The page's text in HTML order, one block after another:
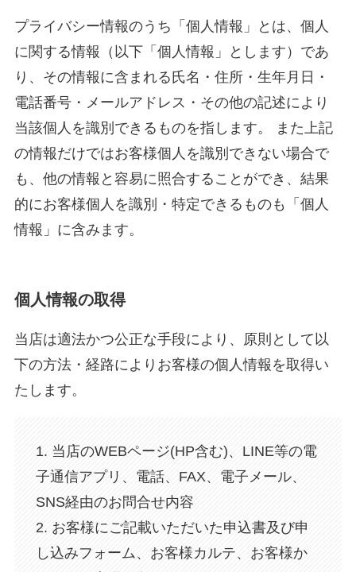
プライバシー情報のうち「個人情報」とは、個人
に関する情報（以下「個人情報」とします）であ
り、その情報に含まれる氏名・住所・生年月日・
電話番号・メールアドレス・その他の記述により
当該個人を識別できるものを指します。 また上記
の情報だけではお客様個人を識別できない場合で
も、他の情報と容易に照合することができ、結果
的にお客様個人を識別・特定できるものも「個人
情報」に含みます。
個人情報の取得
当店は適法かつ公正な手段により、原則として以
下の方法・経路によりお客様の個人情報を取得い
たします。
1. 当店のWEBページ(HP含む)、LINE等の電
子通信アプリ、電話、FAX、電子メール、
SNS経由のお問合せ内容
2. お客様にご記載いただいた申込書及び申
し込みフォーム、お客様カルテ、お客様か